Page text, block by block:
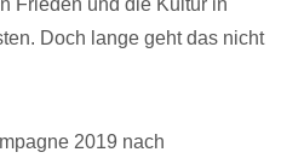
Frieden und die Kultur in
Doch lange geht das nicht
2019 nach